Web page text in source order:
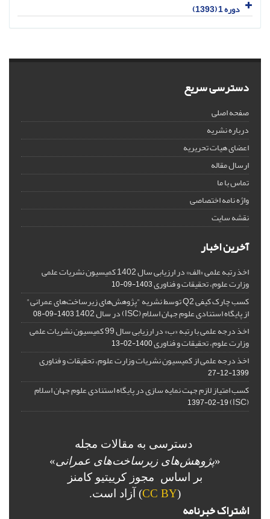
دوره 1 (1393)
دسترسی سریع
صفحه اصلی
درباره نشریه
اعضای هیات تحریریه
ارسال مقاله
تماس با ما
واژه نامه اختصاصی
نقشه سایت
آخرین اخبار
اخذ رتبه علمی «الف» در ارزیابی سال 1402 کمیسیون نشریات علمی
وزارت علوم، تحقیقات و فناوری1403-09-10
کسب چارک کیفی Q2 توسط نشریه "پژوهش‌های زیرساخت‌های عمرانی"
از پایگاه استنادی علوم جهان اسلام (ISC) در سال 1402 1403-09-08
اخذ درجه علمی با رتبه «ب» در ارزیابی سال 99 کمیسیون نشریات علمی
وزارت علوم، تحقیقات و فناوری1400-02-13
اخذ درجه علمی از کمیسیون نشریات وزارت علوم، تحقیقات و فناوری
1399-12-27
کسب امتیاز لازم جهت نمایه سازی در پایگاه استنادی علوم جهان اسلام
(ISC)
1397-02-19
دسترسی به مقالات مجله
«پژوهش‌های زیرساخت‌های عمرانی»
بر اساس مجوز کرییتیو کامنز
(
CC BY) آزاد است.
اشتراک خبرنامه